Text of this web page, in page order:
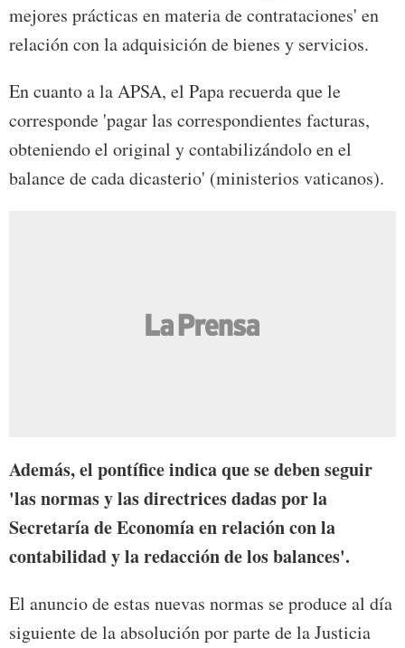
mejores prácticas en materia de contrataciones' en
relación con la adquisición de bienes y servicios.
En cuanto a la APSA, el Papa recuerda que le
corresponde 'pagar las correspondientes facturas,
obteniendo el original y contabilizándolo en el
balance de cada dicasterio' (ministerios vaticanos).
Además, el pontífice indica que se deben seguir
'las normas y las directrices dadas por la
Secretaría de Economía en relación con la
contabilidad y la redacción de los balances'.
El anuncio de estas nuevas normas se produce al día
siguiente de la absolución por parte de la Justicia